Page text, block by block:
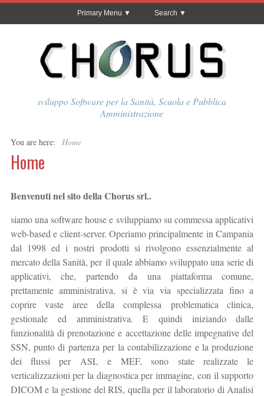
Primary Menu Search
sviluppo Software per la Sanità, Scuola e Pubblica
Amministrazione
You are here: Home
Home
Benvenuti nel sito della Chorus srl..
siamo una software house e sviluppiamo su commessa applicativi
web-based e client-server. Operiamo principalmente in Campania
dal 1998 ed i nostri prodotti si rivolgono essenzialmente al
mercato della Sanità, per il quale abbiamo sviluppato una serie di
applicativi, che, partendo da una piattaforma comune,
prettamente amministrativa, si è via via specializzata fino a
coprire vaste aree della complessa problematica clinica,
gestionale ed amministrativa. E quindi iniziando dalle
funzionalità di prenotazione e accettazione delle impegnative del
SSN, punto di partenza per la contabilizzazione e la produzione
dei flussi per ASL e MEF, sono state realizzate le
verticalizzazioni per la diagnostica per immagine, con il supporto
DICOM e la gestione del RIS, quella per il laboratorio di Analisi